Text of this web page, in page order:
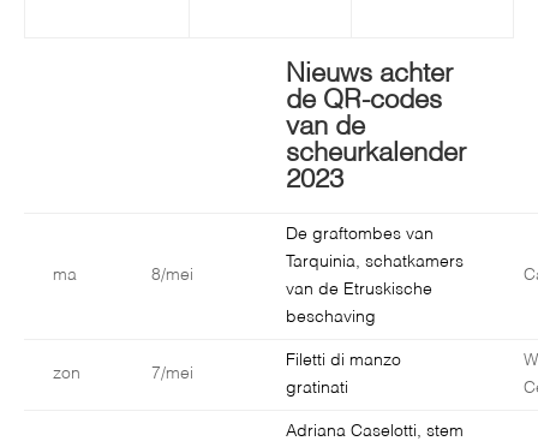
Nieuws achter
de QR-codes
van de
scheurkalender
2023
ma 8/mei
De graftombes van
Tarquinia, schatkamers
van de Etruskische
beschaving
zon 7/mei
Filetti di manzo
gratinati
Adriana Caselotti, stem